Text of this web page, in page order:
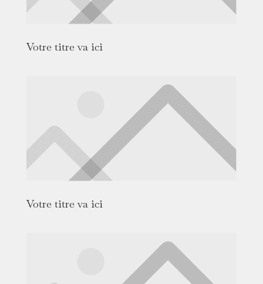
Votre titre va ici
Votre titre va ici